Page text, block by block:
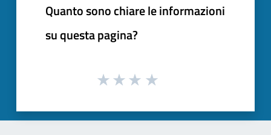
Quanto sono chiare le informazioni
su questa pagina?